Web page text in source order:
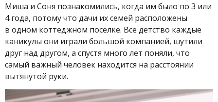
Миша и Соня познакомились, когда им было по 3 или
4 года, потому что дачи их семей расположены
в одном коттеджном поселке. Все детство каждые
каникулы они играли большой компанией, шутили
друг над другом, а спустя много лет поняли, что
самый важный человек находится на расстоянии
вытянутой руки.